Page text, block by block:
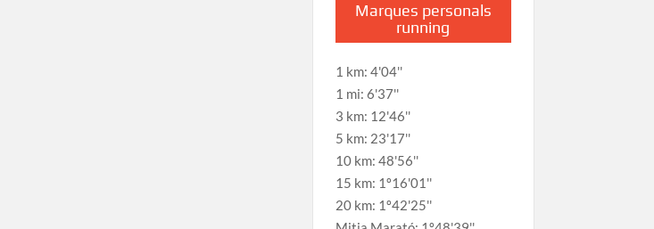
Marques personals
running
1 km: 4'04''
1 mi: 6'37''
3 km: 12'46''
5 km: 23'17''
10 km: 48'56''
15 km: 1º16'01''
20 km: 1º42'25''